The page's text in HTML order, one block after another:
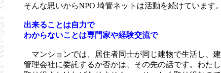
そんな思いからNPO 埼管ネットは活動を続けています
出来ることは自力で
わからないことは専門家や経験交流で
マンションでは、居住者同士が同じ建物で生活し、
管理会社に委託するか否かは、その先の話です。わた